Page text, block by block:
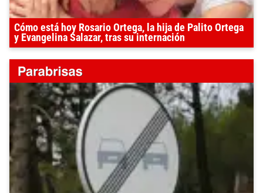
Cómo está hoy Rosario Ortega, la hija de Palito Ortega
y Evangelina Salazar, tras su internación